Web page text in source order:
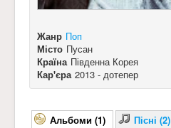
Жанр Поп
Місто Пусан
Країна Південна Корея
Кар'єра 2013 - дотепер
Альбоми (1) Пісні (2)